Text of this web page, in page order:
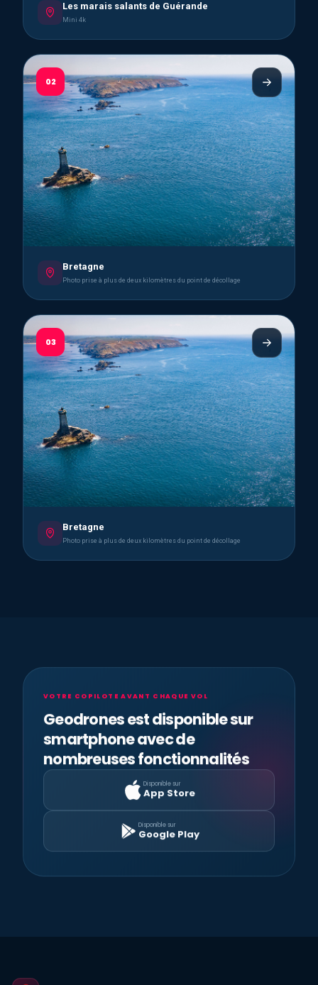
Les marais salants de Guérande
Mini 4k
02
Bretagne
Photo prise à plus de deux kilomètres du point de décollage
03
Bretagne
Photo prise à plus de deux kilomètres du point de décollage
VOTRE COPILOTE AVANT CHAQUE VOL
Geodrones est disponible sur
smartphone avec de
nombreuses fonctionnalités
Disponible sur
App Store
Disponible sur
Google Play